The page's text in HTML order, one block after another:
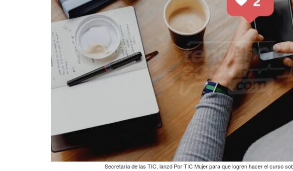
Secretaría de las TIC, lanzó Por TIC Mujer para que logren hacer el curso